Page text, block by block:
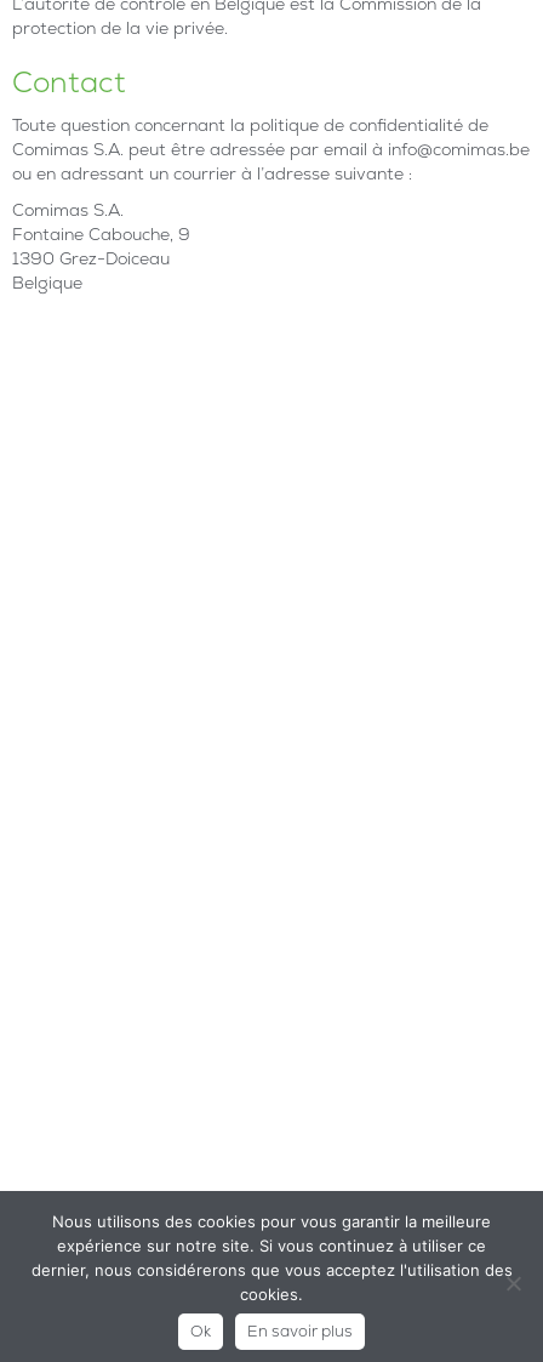
protection de la vie privée.
Contact
Toute question concernant la politique de confidentialité de
Comimas S.A. peut être adressée par email à info@comimas.be
ou en adressant un courrier à l’adresse suivante :
Comimas S.A.
Fontaine Cabouche, 9
1390 Grez-Doiceau
Belgique
Nous utilisons des cookies pour vous garantir la meilleure
expérience sur notre site. Si vous continuez à utiliser ce
dernier, nous considérerons que vous acceptez l'utilisation des
cookies.
Ok En savoir plus